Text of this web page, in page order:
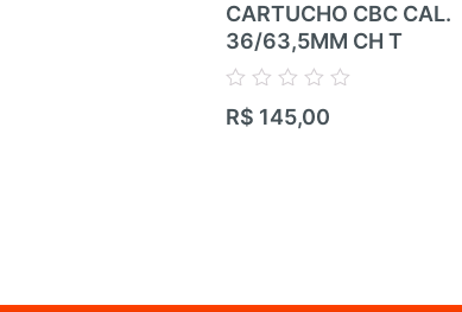
CARTUCHO CBC CAL.
36/63,5MM CH T
Avaliação
0
R$ 145,00